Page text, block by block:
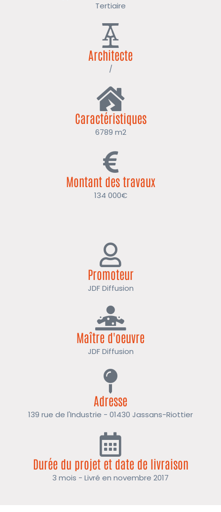
Tertiaire
Architecte
/
Caractéristiques
6789 m2
Montant des travaux
134 000€
Promoteur
JDF Diffusion
Maître d'oeuvre
JDF Diffusion
Adresse
139 rue de l'Industrie - 01430 Jassans-Riottier
Durée du projet et date de livraison
3 mois - Livré en novembre 2017